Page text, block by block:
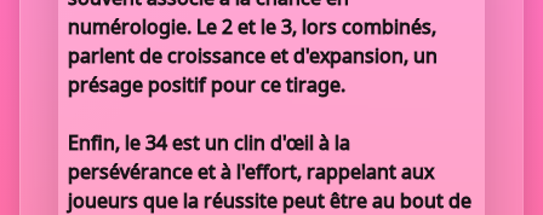
numérologie. Le 2 et le 3, lors combinés,
parlent de croissance et d'expansion, un
présage positif pour ce tirage.
Enfin, le 34 est un clin d'œil à la
persévérance et à l'effort, rappelant aux
joueurs que la réussite peut être au bout de